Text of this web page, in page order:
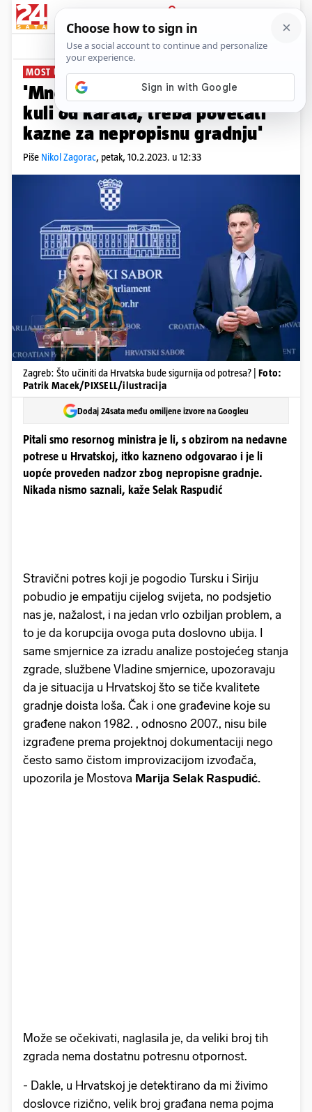
PRIJAVA
News Komentari
MOST U SABORU:
'Mnogi ne znaju da spavaju na
kuli od karata, treba povećati
kazne za nepropisnu gradnju'
Piše Nikol Zagorac, petak, 10.2.2023. u 12:33
Zagreb: Što učiniti da Hrvatska bude sigurnija od potresa? | Foto:
Patrik Macek/PIXSELL/ilustracija
Dodaj 24sata među omiljene izvore na Googleu
Pitali smo resornog ministra je li, s obzirom na nedavne
potrese u Hrvatskoj, itko kazneno odgovarao i je li
uopće proveden nadzor zbog nepropisne gradnje.
Nikada nismo saznali, kaže Selak Raspudić
Stravični potres koji je pogodio Tursku i Siriju
pobudio je empatiju cijelog svijeta, no podsjetio
nas je, nažalost, i na jedan vrlo ozbiljan problem, a
to je da korupcija ovoga puta doslovno ubija. I
same smjernice za izradu analize postojećeg stanja
zgrade, službene Vladine smjernice, upozoravaju
da je situacija u Hrvatskoj što se tiče kvalitete
gradnje doista loša. Čak i one građevine koje su
građene nakon 1982. , odnosno 2007., nisu bile
izgrađene prema projektnoj dokumentaciji nego
često samo čistom improvizacijom izvođača,
upozorila je Mostova Marija Selak Raspudić.
Može se očekivati, naglasila je, da veliki broj tih
zgrada nema dostatnu potresnu otpornost.
- Dakle, u Hrvatskoj je detektirano da mi živimo
doslovce rizično, velik broj građana nema pojma